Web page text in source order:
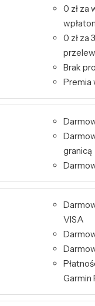
0 zł za
0 zł za
Brak
Premia
granicą
VISA
Garmin